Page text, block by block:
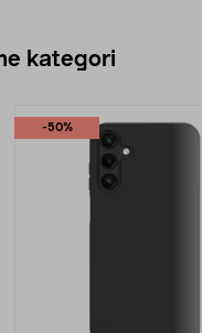
kategori
-50%